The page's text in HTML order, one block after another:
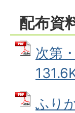
配布資
次第
ふり